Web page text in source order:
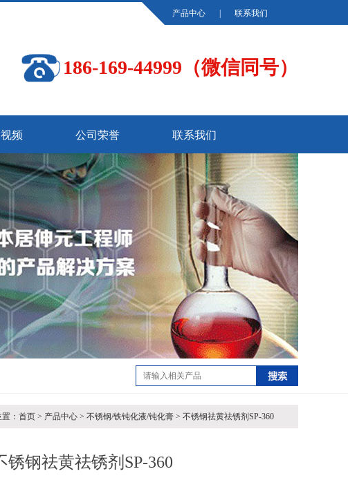
186-169-44999（微信同号）
产品中心 联系我们
频 公司荣誉 联系我们
置：首页 > 产品中心 > 不锈钢/铁钝化液/钝化膏 > 不锈钢祛黄祛锈剂SP-360
锈钢祛黄祛锈剂SP-360